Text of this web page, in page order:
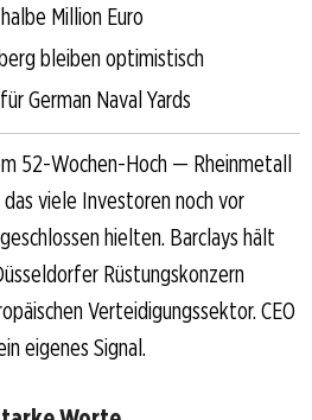
Million Euro
bleiben optimistisch
German Naval Yards
52-Wochen-Hoch — Rheinmetall
viele Investoren noch vor
hielten. Barclays hält
Rüstungskonzern
Verteidigungssektor. CEO
eigenes Signal.